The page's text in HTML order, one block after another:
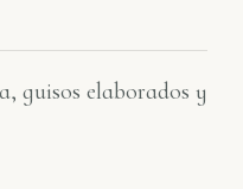
guisos elaborados y